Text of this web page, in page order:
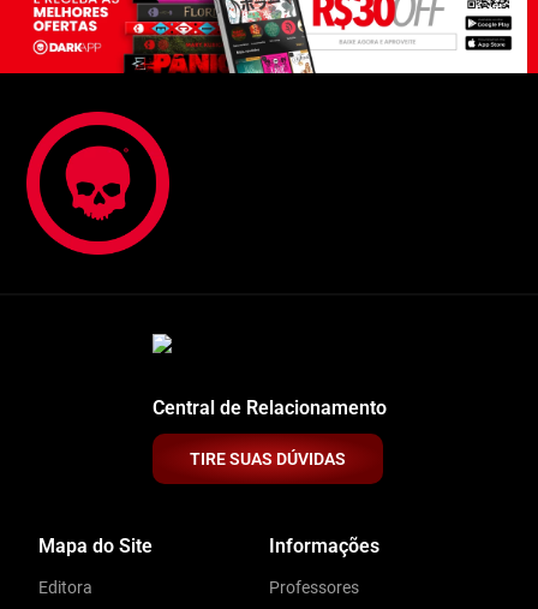
Central de Relacionamento
TIRE SUAS DÚVIDAS
Mapa do Site
Editora
Informações
Professores